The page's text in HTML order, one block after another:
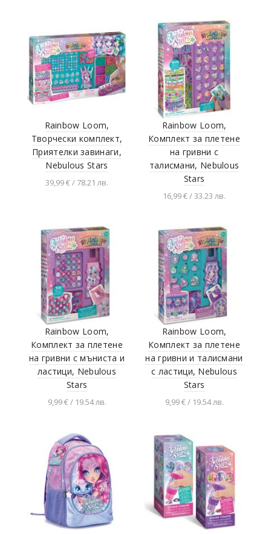
Rainbow Loom,
Творчески комплект,
Приятелки завинаги,
Nebulous Stars
39,99 € / 78.21 лв.
Rainbow Loom,
Комплект за плетене
на гривни с
талисмани, Nebulous
Stars
16,99 € / 33.23 лв.
Rainbow Loom,
Комплект за плетене
на гривни с мъниста и
ластици, Nebulous
Stars
9,99 € / 19.54 лв.
Rainbow Loom,
Комплект за плетене
на гривни и талисмани
с ластици, Nebulous
Stars
9,99 € / 19.54 лв.